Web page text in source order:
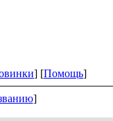
] [Помощь]
]